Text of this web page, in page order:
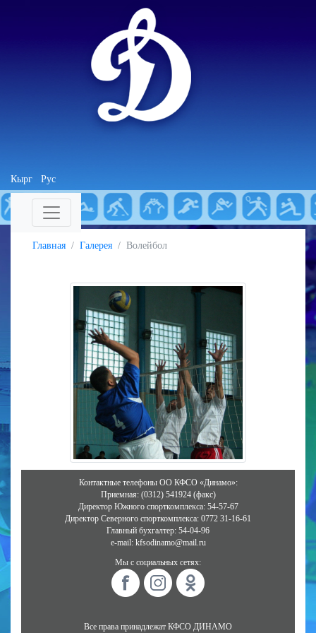
Кырг Рус
Главная Галерея Волейбол
Контактные телефоны ОО КФСО «Динамо»:
Приемная: (0312) 541924 (факс)
Директор Южного спорткомплекса: 54-57-67
Директор Северного спорткомплекса: 0772 31-16-61
Главный бухгалтер: 54-04-96
e-mail: kfsodinamo@mail.ru
Мы с социальных сетях:
Все права принадлежат КФСО ДИНАМО